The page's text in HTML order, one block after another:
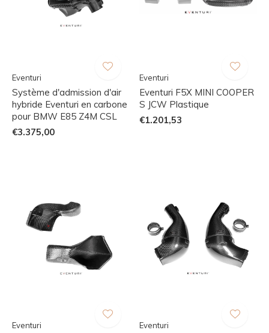
Eventuri
Système d'admission d'air
hybride Eventuri en carbone
pour BMW E85 Z4M CSL
€3.375,00
Eventuri
Eventuri F5X MINI COOPER
S JCW Plastique
€1.201,53
Eventuri Eventuri